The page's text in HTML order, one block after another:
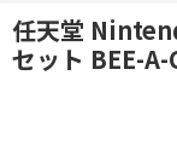
任天堂
セット BEE-